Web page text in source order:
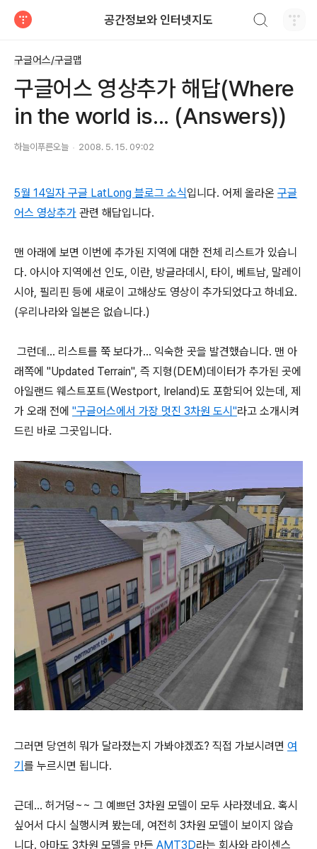
공간정보와 인터넷지도
구글어스/구글맵
구글어스 영상추가 해답(Where
in the world is... (Answers))
하늘이푸른오늘 2008. 5. 15. 09:02
5월 14일자 구글 LatLong 블로그 소식입니다. 어제 올라온 구글
어스 영상추가 관련 해답입니다.
맨 아래에 보면 이번에 추가된 지역에 대한 전체 리스트가 있습니
다. 아시아 지역에선 인도, 이란, 방글라데시, 타이, 베트남, 말레이
시아, 필리핀 등에 새로이 고해상도 영상이 추가되었다고 하네요.
(우리나라와 일본은 없습니다.)
그런데... 리스트를 쭉 보다가... 익숙한 곳을 발견했습니다. 맨 아
래쪽에 "Updated Terrain", 즉 지형(DEM)데이터가 추가된 곳에
아일랜드 웨스트포트(Westport, Ireland)도 포함되어 있는데, 제
가 오래 전에 "구글어스에서 가장 멋진 3차원 도시"라고 소개시켜
드린 바로 그곳입니다.
그러면 당연히 뭐가 달라졌는지 가봐야겠죠? 직접 가보시려면 여
기를 누르시면 됩니다.
근데... 허거덩~~ 그 예쁘던 3차원 모델이 모두 사라졌네요. 혹시
싶어서 다시 실행시켜 봤는데, 여전히 3차원 모델이 보이지 않습
니다. 아마도 3차원 모델을 만든 AMT3D라는 회사와 라이센스